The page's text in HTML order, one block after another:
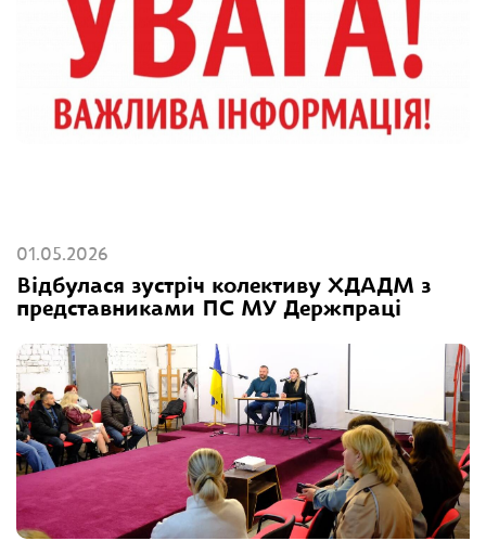
01.05.2026
Відбулася зустріч колективу ХДАДМ з
представниками ПС МУ Держпраці